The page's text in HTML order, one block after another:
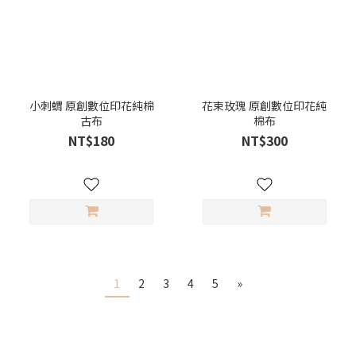
小刺蝟 原創數位印花純棉
古布
NT$180
花束玫瑰 原創數位印花純
棉布
NT$300
1 2 3 4 5 »